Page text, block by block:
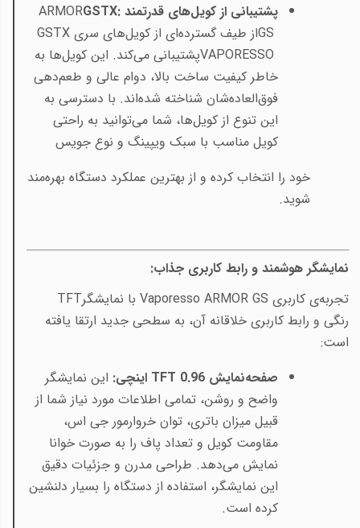
پشتیبانی از کویل‌های قدرتمند GSTX:
ARMOR
GSاز طیف گسترده‌ای از کویل‌های سری GSTX
VAPORESSOپشتیبانی می‌کند. این کویل‌ها به
خاطر کیفیت ساخت بالا، دوام عالی و طعم‌دهی
فوق‌العاده‌شان شناخته شده‌اند. با دسترسی به
این تنوع از کویل‌ها، شما می‌توانید به راحتی
کویل مناسب با سبک ویپینگ و نوع جویس
خود را انتخاب کرده و از بهترین عملکرد دستگاه بهره‌مند
شوید.
نمایشگر هوشمند و رابط کاربری جذاب:
تجربه‌ی کاربریVaporesso ARMOR GS با نمایشگرTFT
رنگی و رابط کاربری خلاقانه آن، به سطحی جدید ارتقا یافته
است:
صفحه‌نمایش TFT 0.96 اینچی: این نمایشگر
واضح و روشن، تمامی اطلاعات مورد نیاز شما از
قبیل میزان باتری، توان خروارمور جی اس،
مقاومت کویل و تعداد پاف را به صورت خوانا
نمایش می‌دهد. طراحی مدرن و جزئیات دقیق
این نمایشگر، استفاده از دستگاه را بسیار دلنشین
کرده است.